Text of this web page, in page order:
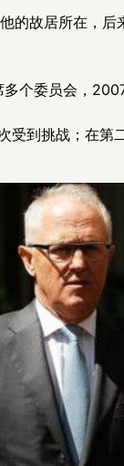
故居所在，
个委员会，
到挑战；在第